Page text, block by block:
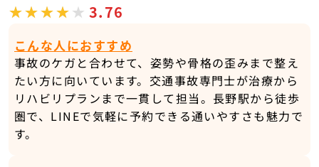
3.76
こんな人におすすめ
事故のケガと合わせて、姿勢や骨格の歪みまで整え
たい方に向いています。交通事故専門士が治療から
リハビリプランまで一貫して担当。長野駅から徒歩
圏で、LINEで気軽に予約できる通いやすさも魅力で
す。